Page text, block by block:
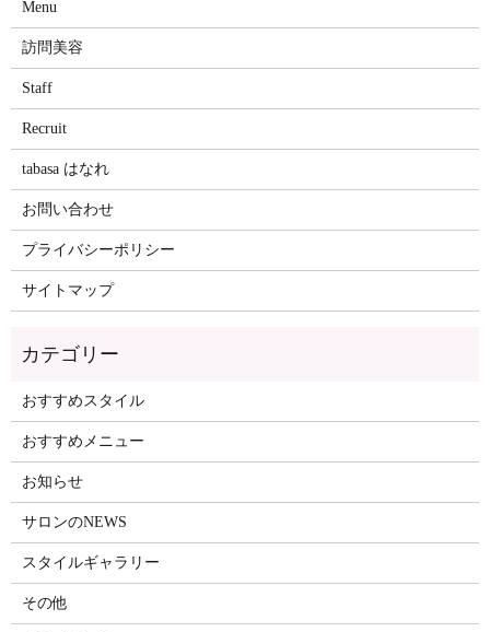
Menu
訪問美容
Staff
Recruit
tabasa はなれ
お問い合わせ
プライバシーポリシー
サイトマップ
おすすめスタイル
おすすめメニュー
お知らせ
サロンのNEWS
スタイルギャラリー
その他